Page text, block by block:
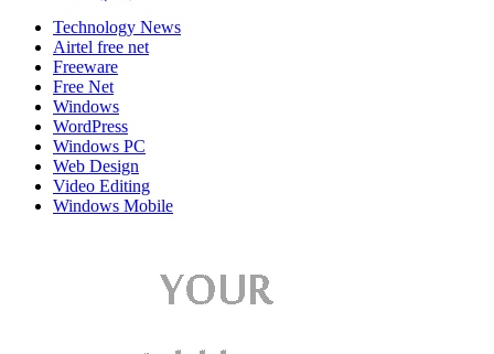
Technology News
Airtel free net
Freeware
Free Net
Windows
WordPress
Windows PC
Web Design
Video Editing
Windows Mobile